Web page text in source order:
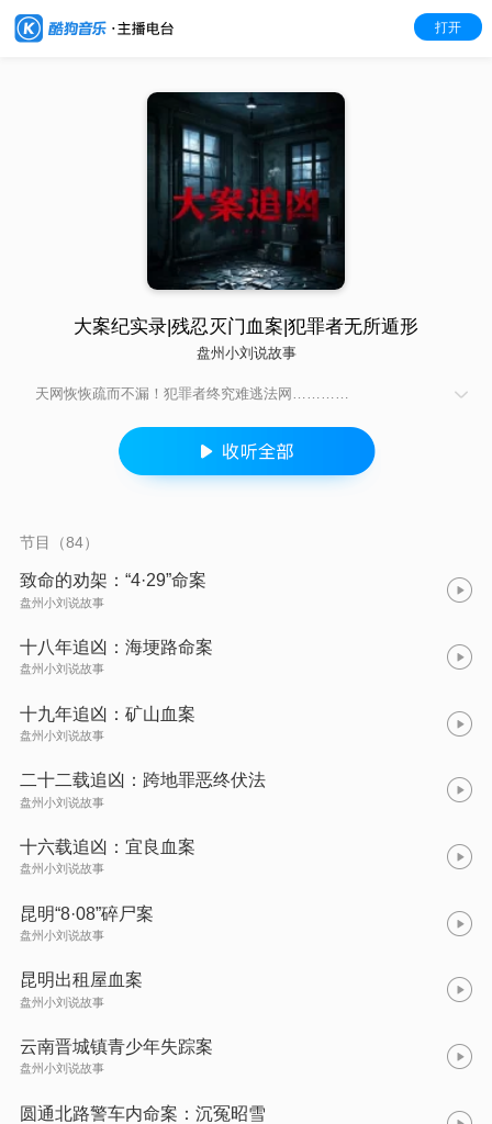
打开
大案纪实录|残忍灭门血案|犯罪者无所遁形
盘州小刘说故事
天网恢恢疏而不漏！犯罪者终究难逃法网…………
节目（84）
致命的劝架：“4·29”命案
盘州小刘说故事
十八年追凶：海埂路命案
盘州小刘说故事
十九年追凶：矿山血案
盘州小刘说故事
二十二载追凶：跨地罪恶终伏法
盘州小刘说故事
十六载追凶：宜良血案
盘州小刘说故事
昆明“8·08”碎尸案
盘州小刘说故事
昆明出租屋血案
盘州小刘说故事
云南晋城镇青少年失踪案
盘州小刘说故事
圆通北路警车内命案：沉冤昭雪